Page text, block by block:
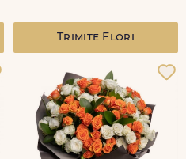
Trimite Flori